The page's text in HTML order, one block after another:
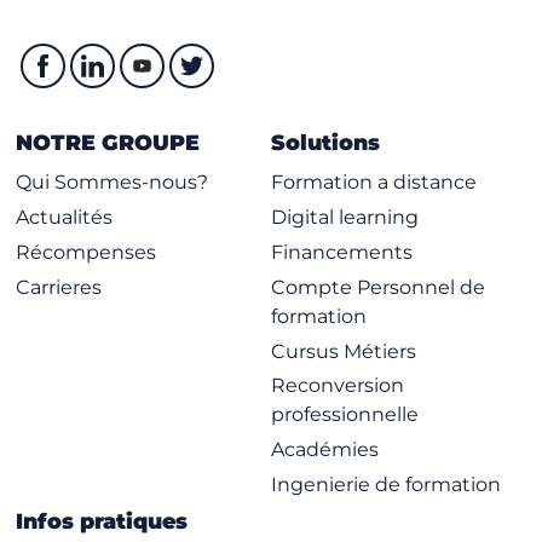
NOTRE GROUPE
Qui Sommes-nous?
Actualités
Récompenses
Carrieres
Solutions
Formation a distance
Digital learning
Financements
Compte Personnel de
formation
Cursus Métiers
Reconversion
professionnelle
Académies
Ingenierie de formation
Infos pratiques